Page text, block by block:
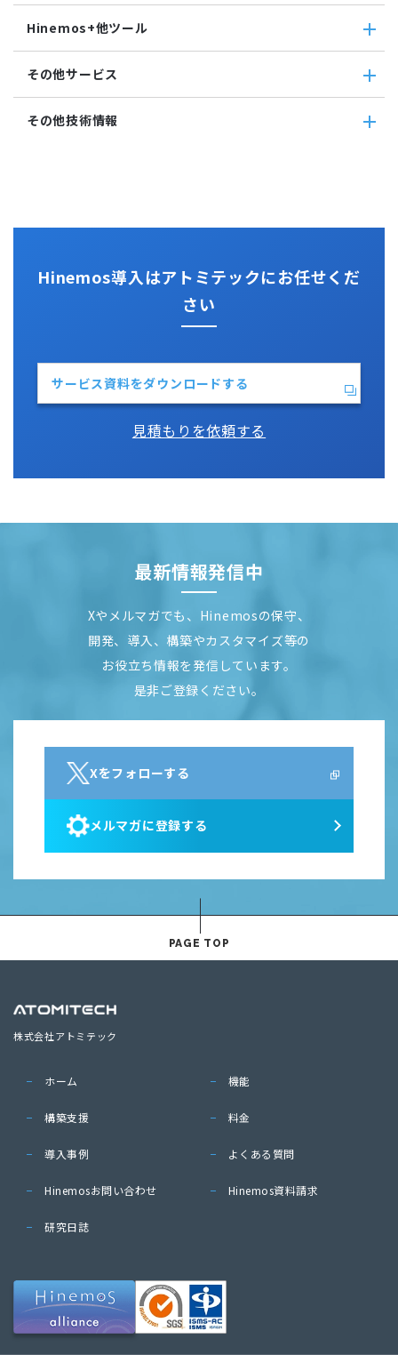
Hinemosエージェント監視
Windowsイベント監視
サービス・ポート監視
リソース監視
プロセス監視
メンテナンス
通知
アカウント
カレンダ
Hinemosエージェント
Hinemosクライアント
Hinemosマネージャ
Hinemos+他ツール
google apps
teams
slack
その他サービス
CloudGate UNO
その他技術情報
Hinemos導入はアトミテックにお任せくだ
さい
サービス資料をダウンロードする
見積もりを依頼する
最新情報発信中
Xやメルマガでも、Hinemosの保守、
開発、導入、構築やカスタマイズ等の
お役立ち情報を発信しています。
是非ご登録ください。
Xをフォローする
メルマガに登録する
PAGE TOP
株式会社アトミテック
ホーム 機能
構築支援 料金
導入事例 よくある質問
Hinemosお問い合わせ Hinemos資料請求
研究日誌